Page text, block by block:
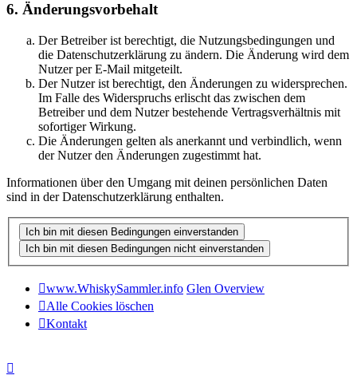
6. Änderungsvorbehalt
Der Betreiber ist berechtigt, die Nutzungsbedingungen und
die Datenschutzerklärung zu ändern. Die Änderung wird dem
Nutzer per E-Mail mitgeteilt.
Der Nutzer ist berechtigt, den Änderungen zu widersprechen.
Im Falle des Widerspruchs erlischt das zwischen dem
Betreiber und dem Nutzer bestehende Vertragsverhältnis mit
sofortiger Wirkung.
Die Änderungen gelten als anerkannt und verbindlich, wenn
der Nutzer den Änderungen zugestimmt hat.
Informationen über den Umgang mit deinen persönlichen Daten
sind in der Datenschutzerklärung enthalten.
www.WhiskySammler.info Glen Overview
Alle Cookies löschen
Kontakt